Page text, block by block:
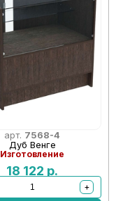
арт. 7568-4
Дуб Венге
Изготовление
18 122 р.
+